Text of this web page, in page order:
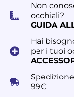
Non
occhiali?
GUIDA
Hai
per i tuoi
99€